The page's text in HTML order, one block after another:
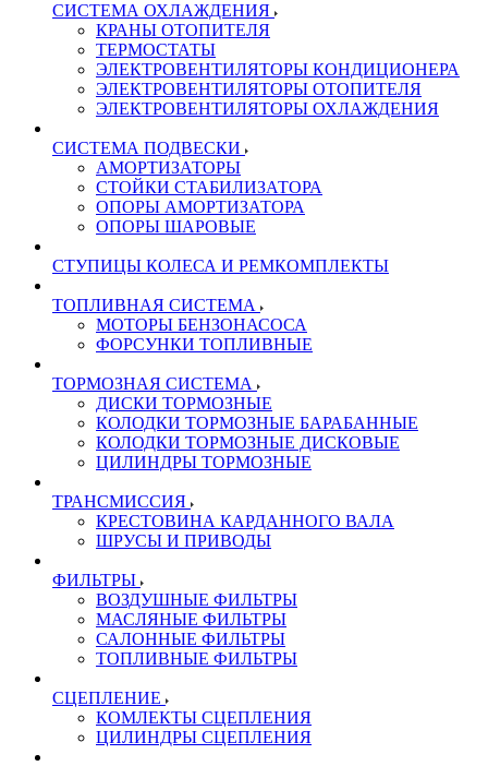
СИСТЕМА ОХЛАЖДЕНИЯ
КРАНЫ ОТОПИТЕЛЯ
ТЕРМОСТАТЫ
ЭЛЕКТРОВЕНТИЛЯТОРЫ КОНДИЦИОНЕРА
ЭЛЕКТРОВЕНТИЛЯТОРЫ ОТОПИТЕЛЯ
ЭЛЕКТРОВЕНТИЛЯТОРЫ ОХЛАЖДЕНИЯ
СИСТЕМА ПОДВЕСКИ
АМОРТИЗАТОРЫ
СТОЙКИ СТАБИЛИЗАТОРА
ОПОРЫ АМОРТИЗАТОРА
ОПОРЫ ШАРОВЫЕ
СТУПИЦЫ КОЛЕСА И РЕМКОМПЛЕКТЫ
ТОПЛИВНАЯ СИСТЕМА
МОТОРЫ БЕНЗОНАСОСА
ФОРСУНКИ ТОПЛИВНЫЕ
ТОРМОЗНАЯ СИСТЕМА
ДИСКИ ТОРМОЗНЫЕ
КОЛОДКИ ТОРМОЗНЫЕ БАРАБАННЫЕ
КОЛОДКИ ТОРМОЗНЫЕ ДИСКОВЫЕ
ЦИЛИНДРЫ ТОРМОЗНЫЕ
ТРАНСМИССИЯ
КРЕСТОВИНА КАРДАННОГО ВАЛА
ШРУСЫ И ПРИВОДЫ
ФИЛЬТРЫ
ВОЗДУШНЫЕ ФИЛЬТРЫ
МАСЛЯНЫЕ ФИЛЬТРЫ
САЛОННЫЕ ФИЛЬТРЫ
ТОПЛИВНЫЕ ФИЛЬТРЫ
СЦЕПЛЕНИЕ
КОМЛЕКТЫ СЦЕПЛЕНИЯ
ЦИЛИНДРЫ СЦЕПЛЕНИЯ